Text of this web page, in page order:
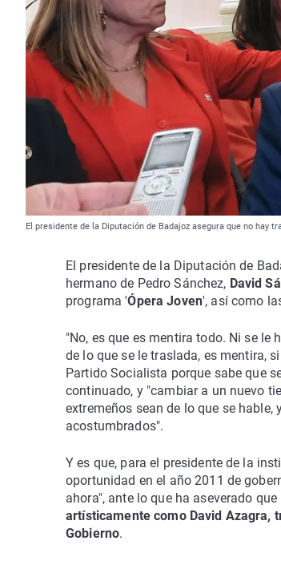
El presidente de la Diputación de Badajoz asegura que no hay
El presidente de la Diputación de
hermano de Pedro Sánchez, David
programa 'Ópera Joven', así como
"No, es que es mentira todo. Ni se
de lo que se le traslada, es mentira,
Partido Socialista porque sabe que
continuado, y "cambiar a un nuevo
extremeños sean de lo que se
acostumbrados".
Y es que, para el presidente de la
oportunidad en el año 2011 de
ahora", ante lo que ha aseverado
artísticamente como David Azagra,
Gobierno.